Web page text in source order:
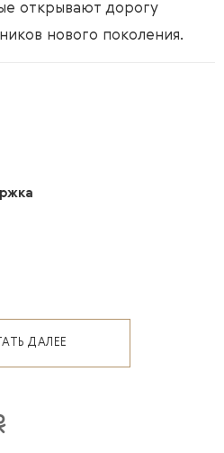
открывают дорогу
нового поколения.
ДАЛЕЕ